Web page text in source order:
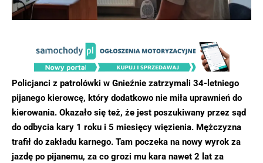
Policjanci z patrolówki w Gnieźnie zatrzymali 34-letniego
pijanego kierowcę, który dodatkowo nie miła uprawnień do
kierowania. Okazało się też, że jest poszukiwany przez sąd
do odbycia kary 1 roku i 5 miesięcy więzienia. Mężczyzna
trafił do zakładu karnego. Tam poczeka na nowy wyrok za
jazdę po pijanemu, za co grozi mu kara nawet 2 lat za